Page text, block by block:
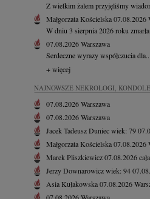
Z wielkim żalem przyjęliśmy
Małgorzata Kościelska07.08.2026
W dniu 3 sierpnia 2026 roku
07.08.2026Warszawa
Serdeczne wyrazy współczucia dla...
+ więcej
NAJNOWSZE NEKROLOGI,
07.08.2026Warszawa
07.08.2026Warszawa
Jacek Tadeusz Duniecwiek: 79
Małgorzata Kościelska07.08.2026
Marek Pliszkiewicz07.08.2026
Jerzy Downarowiczwiek: 94
Asia Kułakowska07.08.2026